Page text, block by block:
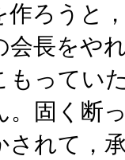
作ろうと
会長をや
もってい
。固く断
されて，